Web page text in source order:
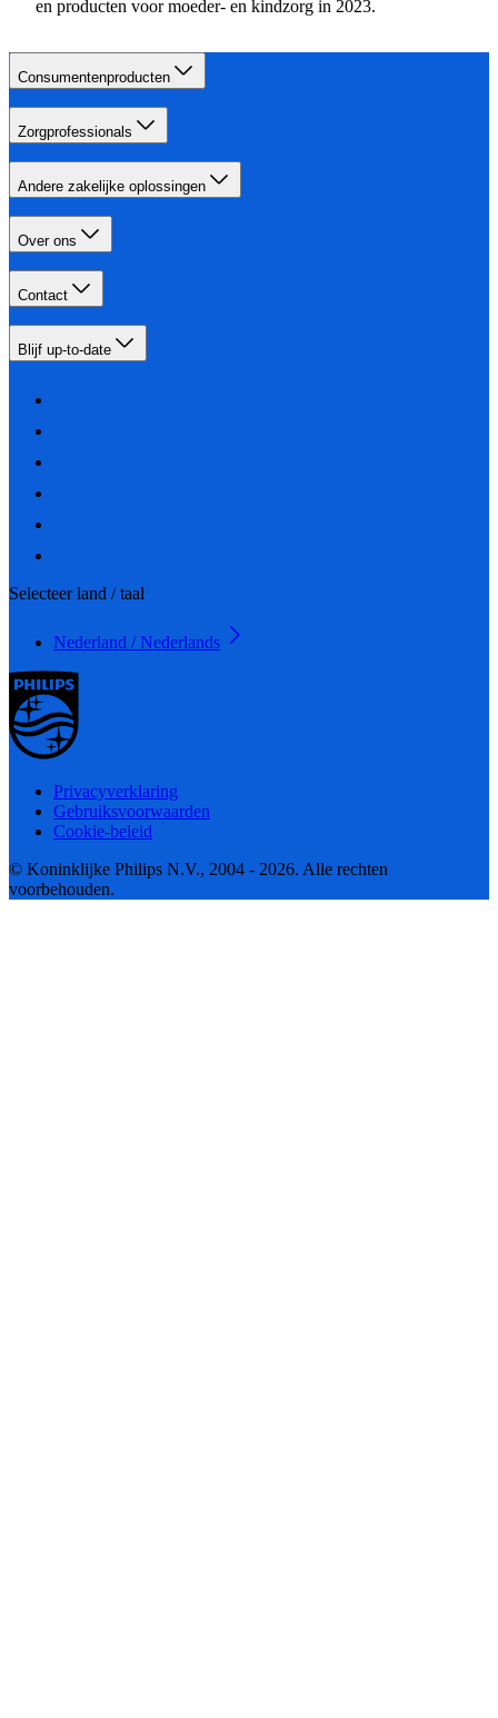
en producten voor moeder- en kindzorg in 2023.
Consumentenproducten
Zorgprofessionals
Andere zakelijke oplossingen
Over ons
Contact
Blijf up-to-date
Selecteer land / taal
Nederland / Nederlands
Privacyverklaring
Gebruiksvoorwaarden
Cookie-beleid
© Koninklijke Philips N.V., 2004 - 2026. Alle rechten
voorbehouden.